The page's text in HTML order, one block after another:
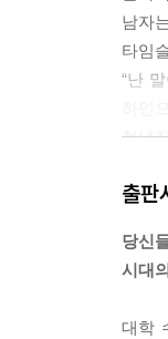
남자
타임
“난
청년
흔드
출판
당신
시대
대학